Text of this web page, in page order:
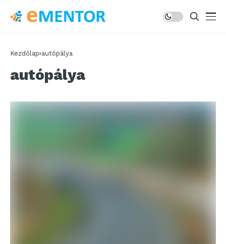
Kezdőlap autópálya
autópálya